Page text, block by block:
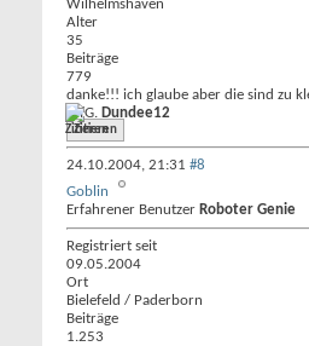
Wilhelmshaven
Alter
35
Beiträge
779
danke!!! ich glaube aber die sind zu
MfG. Dundee12
Zitieren
24.10.2004, 21:31 #8
Goblin
Erfahrener Benutzer Roboter Genie
Registriert seit
09.05.2004
Ort
Bielefeld / Paderborn
Beiträge
1.253